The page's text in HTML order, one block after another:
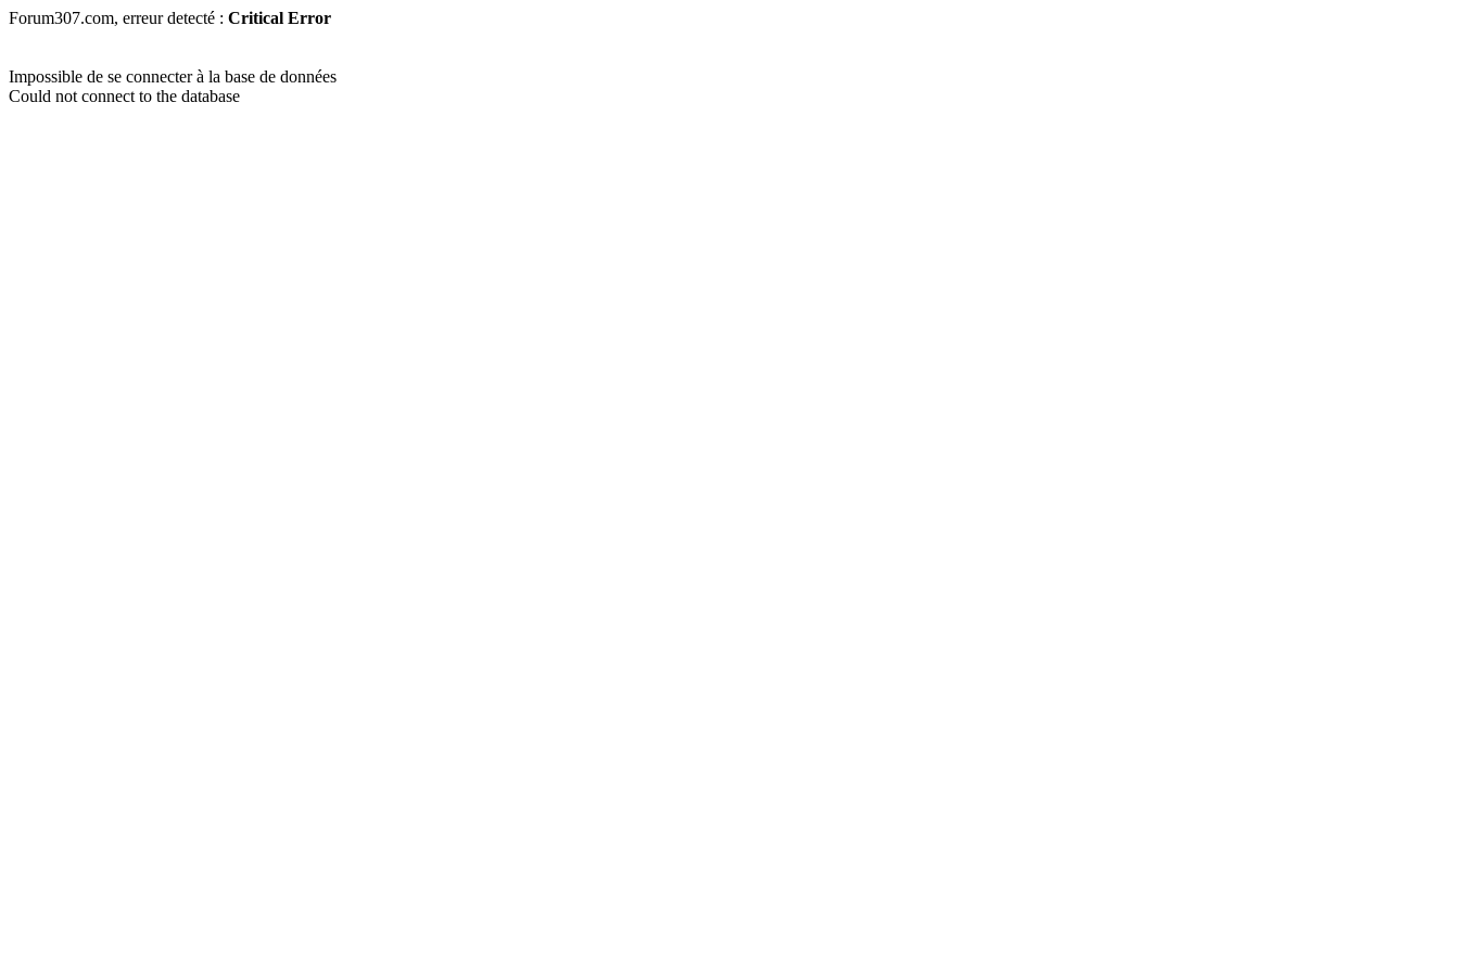
Forum307.com, erreur detecté : Critical Error
Impossible de se connecter à la base de données
Could not connect to the database